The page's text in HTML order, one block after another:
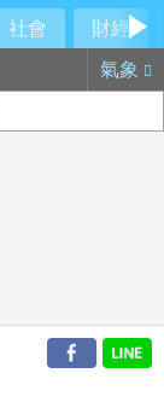
社會
財經
氣象